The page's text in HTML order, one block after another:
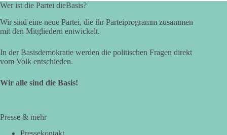
Wer ist die Partei dieBasis?
Wir sind eine neue Partei, die ihr Parteiprogramm zusammen
mit den Mitgliedern entwickelt.
In der Basisdemokratie werden die politischen Fragen direkt
vom Volk entschieden.
Wir alle sind die Basis!
Presse & mehr